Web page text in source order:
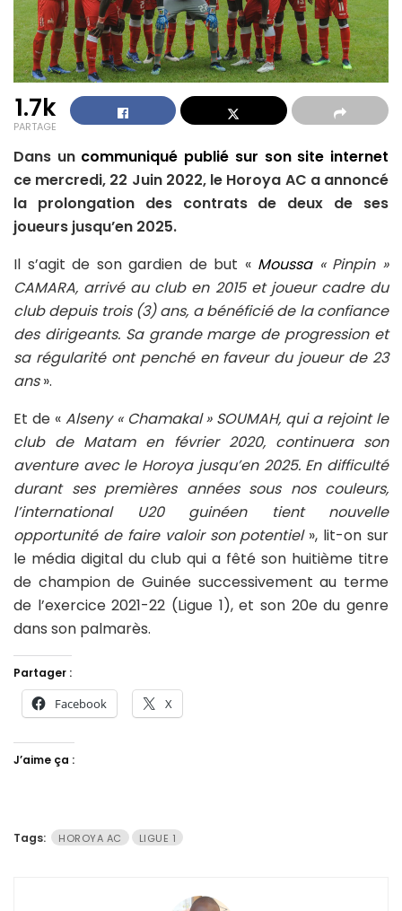
1.7k
PARTAGE
Dans un communiqué publié sur son site internet
ce mercredi, 22 Juin 2022, le Horoya AC a annoncé
la prolongation des contrats de deux de ses
joueurs jusqu’en 2025.
Il s’agit de son gardien de but « Moussa« Pinpin »
CAMARA, arrivé au club en 2015 et joueur cadre du
club depuis trois (3) ans, a bénéficié de la confiance
des dirigeants. Sa grande marge de progression et
sa régularité ont penché en faveur du joueur de 23
ans».
Et de « Alseny « Chamakal » SOUMAH, qui a rejoint le
club de Matam en février 2020, continuera son
aventure avec le Horoya jusqu’en 2025. En difficulté
durant ses premières années sous nos couleurs,
l’international U20 guinéen tient nouvelle
opportunité de faire valoir son potentiel », lit-on sur
le média digital du club qui a fêté son huitième titre
de champion de Guinée successivement au terme
de l’exercice 2021-22 (Ligue 1), et son 20e du genre
dans son palmarès.
Partager :
Facebook X
J’aime ça :
Tags: HOROYA AC LIGUE 1